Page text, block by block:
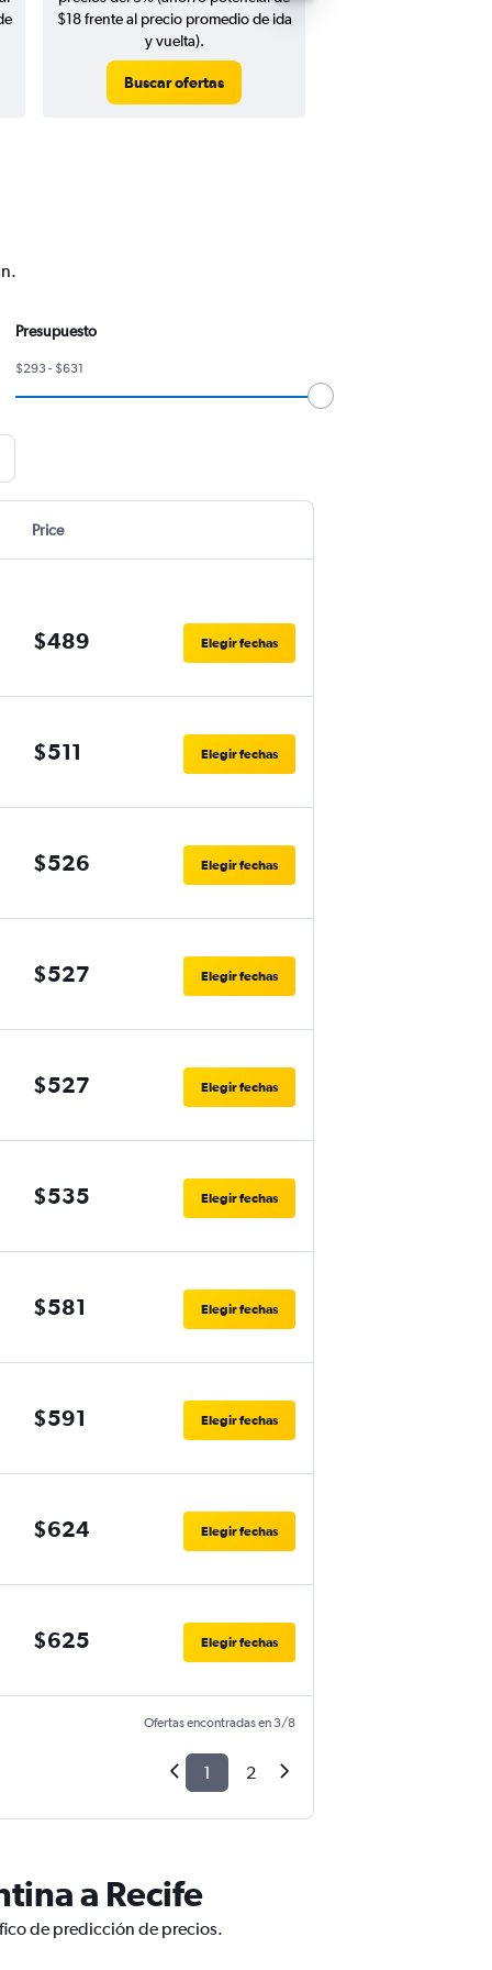
$18 frente al precio promedio de ida
y vuelta).
Buscar ofertas
Presupuesto
$293 - $631
Price
$489 Elegir fechas
$511 Elegir fechas
$526 Elegir fechas
$527 Elegir fechas
$527 Elegir fechas
$535 Elegir fechas
$581 Elegir fechas
$591 Elegir fechas
$624 Elegir fechas
$625 Elegir fechas
Ofertas encontradas en 3/8
1 2
a Recife
de predicción de precios.